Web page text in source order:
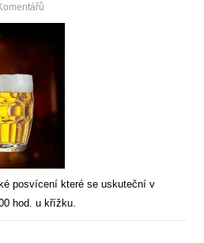
posvícení které se uskuteční v
hod. u křížku.